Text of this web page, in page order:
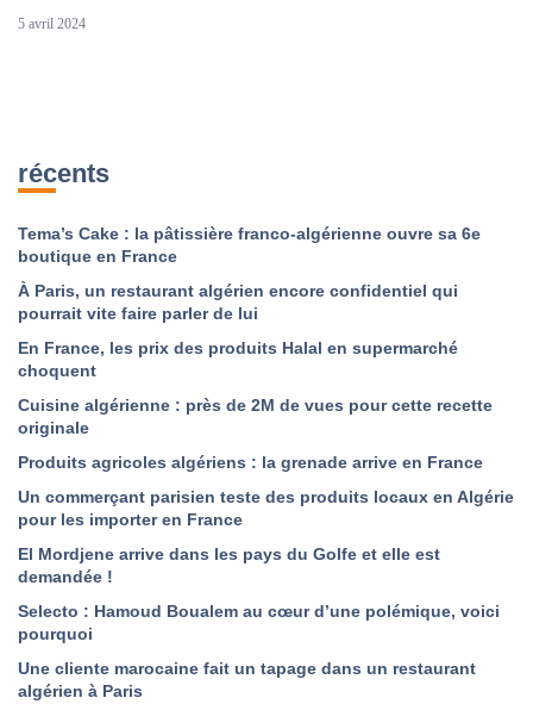
5 avril 2024
récents
Tema’s Cake : la pâtissière franco-algérienne ouvre sa 6e
boutique en France
À Paris, un restaurant algérien encore confidentiel qui
pourrait vite faire parler de lui
En France, les prix des produits Halal en supermarché
choquent
Cuisine algérienne : près de 2M de vues pour cette recette
originale
Produits agricoles algériens : la grenade arrive en France
Un commerçant parisien teste des produits locaux en Algérie
pour les importer en France
El Mordjene arrive dans les pays du Golfe et elle est
demandée !
Selecto : Hamoud Boualem au cœur d’une polémique, voici
pourquoi
Une cliente marocaine fait un tapage dans un restaurant
algérien à Paris